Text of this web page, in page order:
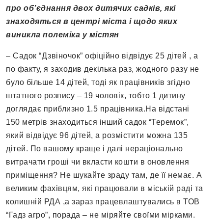
про об’єднання двох дитячих садків, які
знаходяться в центрі міста і щодо яких
виникла полеміка у містян
– Садок “Дзвіночок” офіційно відвідує 25 дітей , а
по факту, я заходив декілька раз, жодного разу не
було більше 14 дітей, тоді як працівників згідно
штатного розпису – 19 чоловік, тобто 1 дитину
доглядає приблизно 1.5 працівника.На відстані
150 метрів знаходиться інший садок “Теремок”,
який відвідує 96 дітей, а розмістити можна 135
дітей. По вашому краще і далі нераціонально
витрачати гроші чи вкласти кошти в оновлення
приміщення? Не шукайте зраду там, де її немає. А
великим фахівцям, які працювали в міській раді та
колишній РДА ,а зараз працевлаштувались в ТОВ
“Гадз агро”, порада – не міряйте своїми мірками.